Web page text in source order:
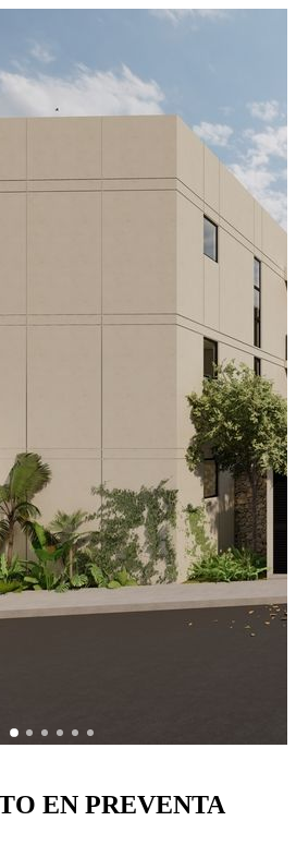
EN PREVENTA